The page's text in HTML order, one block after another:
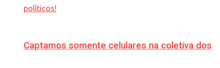
Captamos somente celulares na coletiva dos